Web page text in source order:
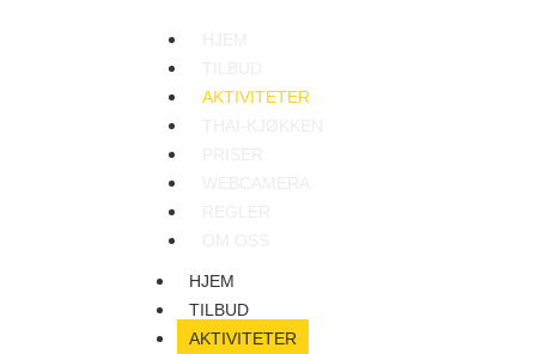
AKTIVITETER
HJEM
TILBUD
AKTIVITETER